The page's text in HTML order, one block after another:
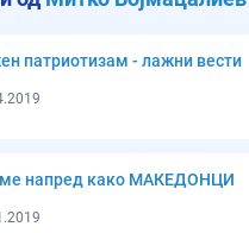
патриотизам - лажни вести
напред како МАКЕДОНЦИ